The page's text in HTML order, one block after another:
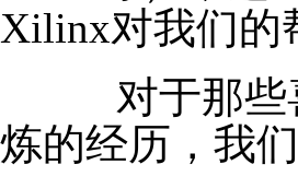
Xilinx对我们的
对于那些喜
炼的经历，我